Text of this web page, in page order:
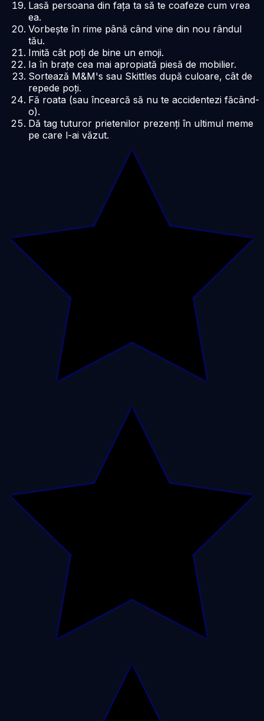
Lasă persoana din fața ta să te coafeze cum vrea
ea.
Vorbește în rime până când vine din nou rândul
tău.
Imită cât poți de bine un emoji.
Ia în brațe cea mai apropiată piesă de mobilier.
Sortează M&M's sau Skittles după culoare, cât de
repede poți.
Fă roata (sau încearcă să nu te accidentezi făcând-
o).
Dă tag tuturor prietenilor prezenți în ultimul meme
pe care l-ai văzut.